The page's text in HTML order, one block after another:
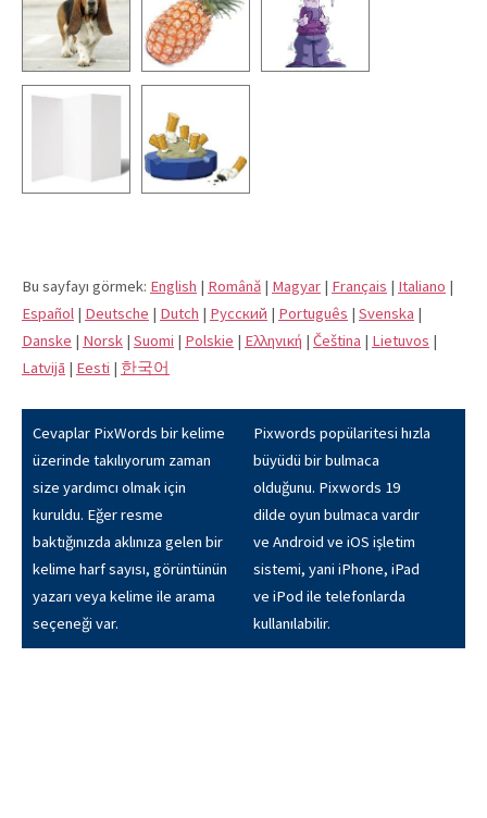
Bu sayfayı görmek: English | Română | Magyar | Français | Italiano |
Español | Deutsche | Dutch | Pусский | Português | Svenska |
Danske | Norsk | Suomi | Polskie | Eλληνική | Čeština | Lietuvos |
Latvijā | Eesti | 한국어
Cevaplar PixWords bir kelime
üzerinde takılıyorum zaman
size yardımcı olmak için
kuruldu. Eğer resme
baktığınızda aklınıza gelen bir
kelime harf sayısı, görüntünün
yazarı veya kelime ile arama
seçeneği var.
Pixwords popülaritesi hızla
büyüdü bir bulmaca
olduğunu. Pixwords 19
dilde oyun bulmaca vardır
ve Android ve iOS işletim
sistemi, yani iPhone, iPad
ve iPod ile telefonlarda
kullanılabilir.